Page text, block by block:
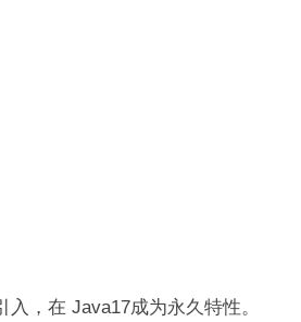
入，在 Java17成为永久特性。